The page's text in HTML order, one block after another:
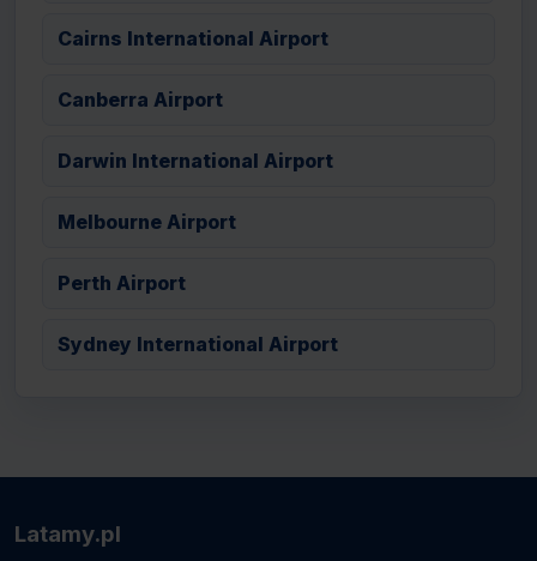
Cairns International Airport
Canberra Airport
Darwin International Airport
Melbourne Airport
Perth Airport
Sydney International Airport
Latamy.pl